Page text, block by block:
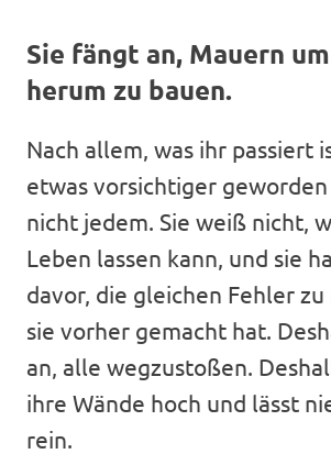
Sie fängt an, Mauern
herum zu bauen.
Nach allem, was ihr passiert
etwas vorsichtiger
nicht jedem. Sie weiß nicht,
Leben lassen kann, und sie
davor, die gleichen Fehler zu
sie vorher gemacht hat.
an, alle wegzustoßen.
ihre Wände hoch und lässt
rein.